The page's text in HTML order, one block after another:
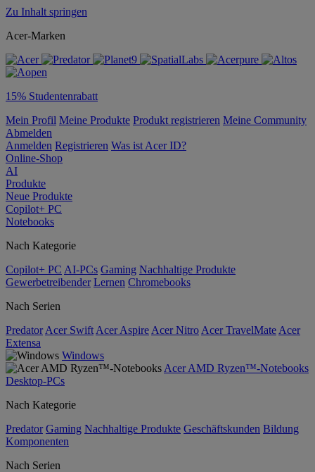
Zu Inhalt springen
Acer-Marken
15% Studentenrabatt
Mein Profil Meine Produkte Produkt registrieren Meine Community
Abmelden
Anmelden Registrieren Was ist Acer ID?
Online-Shop
AI
Produkte
Neue Produkte
Copilot+ PC
Notebooks
Nach Kategorie
Copilot+ PC AI-PCs Gaming Nachhaltige Produkte
Gewerbetreibender Lernen Chromebooks
Nach Serien
Predator Acer Swift Acer Aspire Acer Nitro Acer TravelMate Acer
Extensa
Windows
Acer AMD Ryzen™-Notebooks
Desktop-PCs
Nach Kategorie
Predator Gaming Nachhaltige Produkte Geschäftskunden Bildung
Komponenten
Nach Serien